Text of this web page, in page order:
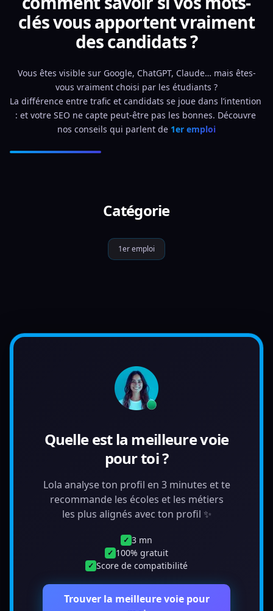
clés vous apportent vraiment
des candidats ?
Vous êtes visible sur Google, ChatGPT, Claude… mais êtes-
vous vraiment choisi par les étudiants ?
La différence entre trafic et candidats se joue dans l’intention
: et votre SEO ne capte peut-être pas les bonnes. Découvre
nos conseils qui parlent de 1er emploi
Catégorie
1er emploi
Quelle est la meilleure voie
pour toi ?
Lola analyse ton profil en 3 minutes et te
recommande les écoles et les métiers
les plus alignés avec ton profil ✨
✓ 3 mn
✓ 100% gratuit
✓ Score de compatibilité
Trouver la meilleure voie pour